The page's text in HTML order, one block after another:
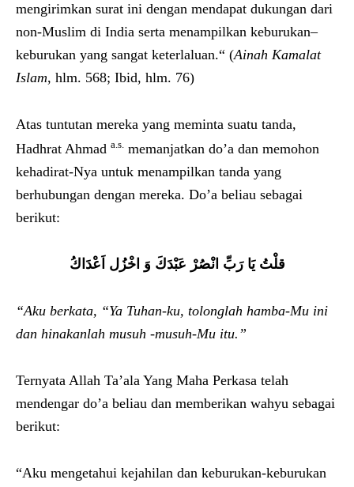
mengirimkan surat ini dengan mendapat dukungan dari
non-Muslim di India serta menampilkan keburukan–
keburukan yang sangat keterlaluan.“ (Ainah Kamalat
Islam, hlm. 568; Ibid, hlm. 76)
Atas tuntutan mereka yang meminta suatu tanda,
Hadhrat Ahmad a.s. memanjatkan do’a dan memohon
kehadirat-Nya untuk menampilkan tanda yang
berhubungan dengan mereka. Do’a beliau sebagai
berikut:
ُقلْتُ يَا رَبِّ انْصُرْ عَبْدَكَ وَ اخْزُل اَعْدَاك
“Aku berkata, “Ya Tuhan-ku, tolonglah hamba-Mu ini
dan hinakanlah musuh -musuh-Mu itu.”
Ternyata Allah Ta’ala Yang Maha Perkasa telah
mendengar do’a beliau dan memberikan wahyu sebagai
berikut:
“Aku mengetahui kejahilan dan keburukan-keburukan